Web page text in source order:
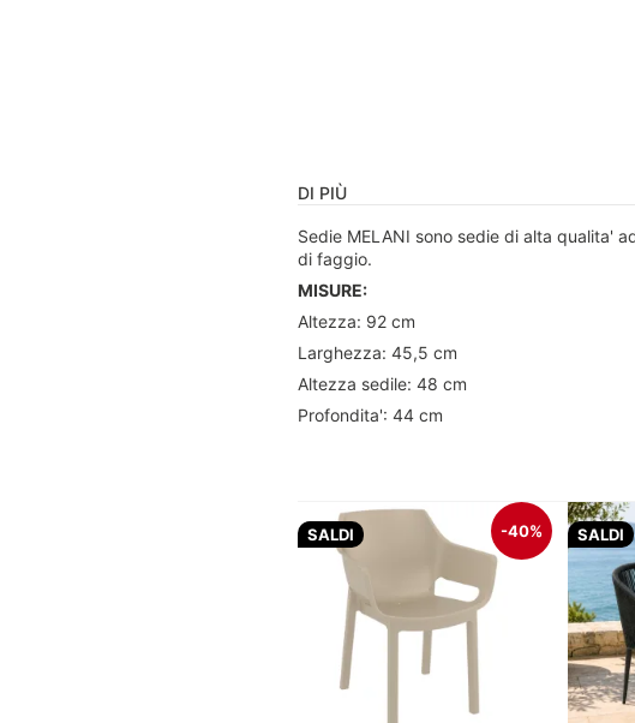
DI PIÙ
Sedie MELANI sono sedie di alta qualita'
di faggio.
MISURE:
Altezza: 92 cm
Larghezza: 45,5 cm
Altezza sedile: 48 cm
Profondita': 44 cm
SALDI -40% SALDI